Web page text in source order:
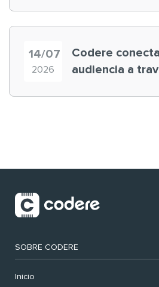
14/07
2026
Codere
audiencia a
SOBRE CODERE
Inicio